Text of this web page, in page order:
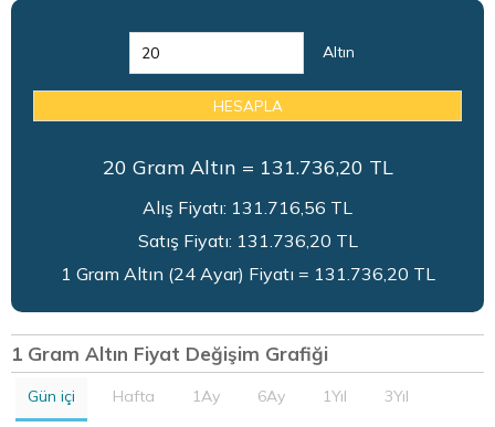
Altın
HESAPLA
20 Gram Altın = 131.736,20 TL
Alış Fiyatı: 131.716,56 TL
Satış Fiyatı: 131.736,20 TL
1 Gram Altın (24 Ayar) Fiyatı = 131.736,20 TL
1 Gram Altın Fiyat Değişim Grafiği
Gün içi Hafta 1Ay 6Ay 1Yıl 3Yıl